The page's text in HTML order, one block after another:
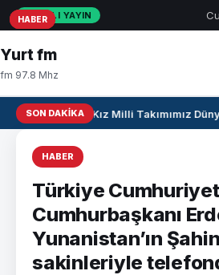
CANLI YAYIN
Yurt fm
fm 97.8 Mhz
SON DAKIKAU17 Kız Milli Takımımız
HABER
Türkiye
Cumhurbaşkanı
Yunanistan’ın
sakinleriyle
HABER
HABER
HABER